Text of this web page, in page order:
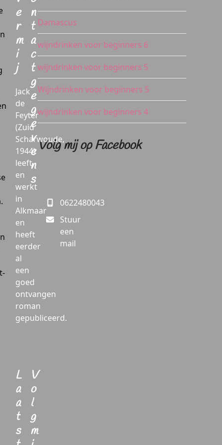
Damascus
wijndrinken voor beginners 6
wijndrinken voor beginners 5
Wijndrinken voor beginners 5
wijndrinken voor beginners 4
Volg mij op Facebook
e
r
m
i
j
Jack
de
Feyter
(Zuid
Scharwoude,
1944)
leeft
en
werkt
in
Alkmaar
en
heeft
eerder
al
een
goed
ontvangen
roman
gepubliceerd.
n
t
a
c
t
g
e
g
e
v
e
n
s
0622480043
Stuur
een
mail
L
a
a
t
s
V
o
l
g
m